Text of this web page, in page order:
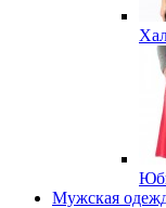
Мужская